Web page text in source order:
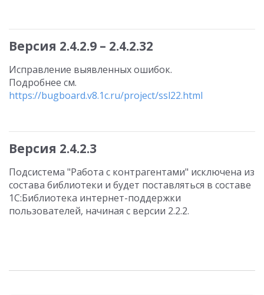
Версия 2.4.2.9 – 2.4.2.32
Исправление выявленных ошибок.
Подробнее см.
https://bugboard.v8.1c.ru/project/ssl22.html
Версия 2.4.2.3
Подсистема "Работа с контрагентами" исключена из
состава библиотеки и будет поставляться в составе
1С:Библиотека интернет-поддержки
пользователей, начиная с версии 2.2.2.